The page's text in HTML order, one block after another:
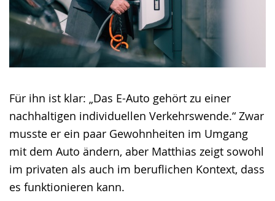
Für ihn ist klar: „Das E-Auto gehört zu einer
nachhaltigen individuellen Verkehrswende.“ Zwar
musste er ein paar Gewohnheiten im Umgang
mit dem Auto ändern, aber Matthias zeigt sowohl
im privaten als auch im beruflichen Kontext, dass
es funktionieren kann.